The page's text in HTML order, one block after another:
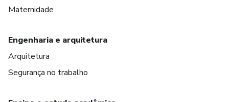
Maternidade
Engenharia e arquitetura
Arquitetura
Segurança no trabalho